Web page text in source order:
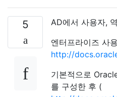
5
AD에서 사용자,
엔터프라이즈 사
http://
기본적으로
를 구성한 후 (